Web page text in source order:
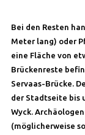
Bei den Resten
Meter lang) oder
eine Fläche von
Brückenreste
Servaas-Brücke.
der Stadtseite bis
Wyck.
(möglicherweise